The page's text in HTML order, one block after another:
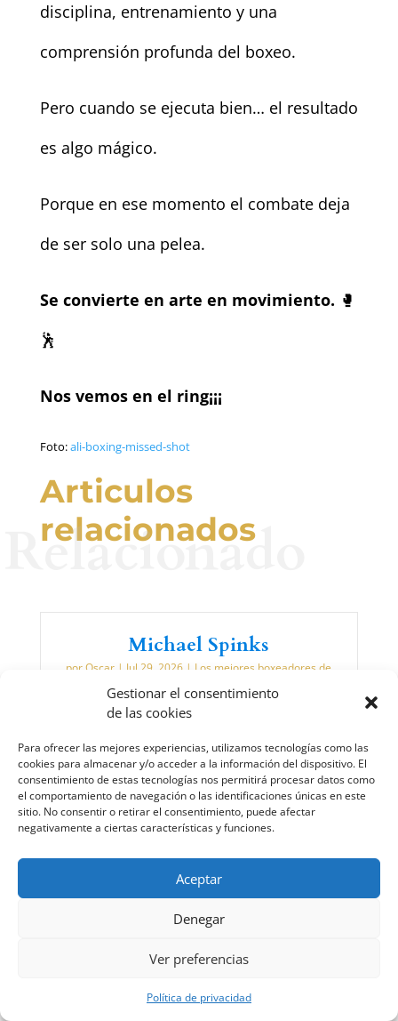
Gestionar el consentimiento
de las cookies
Para ofrecer las mejores experiencias, utilizamos tecnologías como las
cookies para almacenar y/o acceder a la información del dispositivo. El
consentimiento de estas tecnologías nos permitirá procesar datos como
el comportamiento de navegación o las identificaciones únicas en este
sitio. No consentir o retirar el consentimiento, puede afectar
negativamente a ciertas características y funciones.
Aceptar
Denegar
Ver preferencias
Política de privacidad
disciplina, entrenamiento y una
comprensión profunda del boxeo.
Pero cuando se ejecuta bien… el resultado
es algo mágico.
Porque en ese momento el combate deja
de ser solo una pelea.
Se convierte en arte en movimiento. 🥊
🕺
Nos vemos en el ring¡¡¡
Foto:ali-boxing-missed-shot
Articulos
relacionados
Relacionado
Michael Spinks
porOscar | Jul 29, 2026 | Los mejores boxeadores de
todos los tiempos
LEER MÁS
La Guardia en Boxeo
por Oscar|Jul 24, 2026|Consejos de boxeo para
LEER MÁS
Tyson vs Douglas: el KO que
nadie vio venir